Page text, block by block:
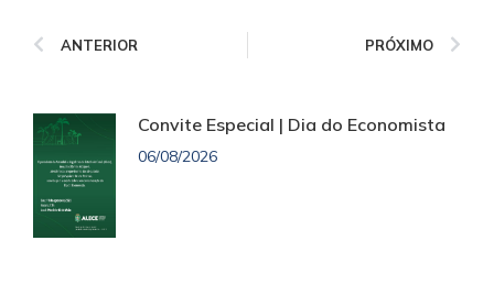
ANTERIOR PRÓXIMO
Convite Especial | Dia do Economista
06/08/2026